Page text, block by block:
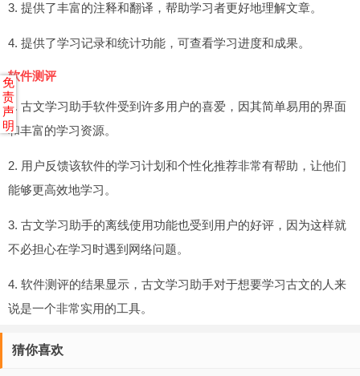
3. 提供了丰富的注释和翻译，帮助学习者更好地理解文章。
4. 提供了学习记录和统计功能，可查看学习进度和成果。
软件测评
1. 古文学习助手软件受到许多用户的喜爱，因其简单易用的界面
和丰富的学习资源。
2. 用户反馈该软件的学习计划和个性化推荐非常有帮助，让他们
能够更高效地学习。
3. 古文学习助手的离线使用功能也受到用户的好评，因为这样就
不必担心在学习时遇到网络问题。
4. 软件测评的结果显示，古文学习助手对于想要学习古文的人来
说是一个非常实用的工具。
猜你喜欢
免
责
声
明